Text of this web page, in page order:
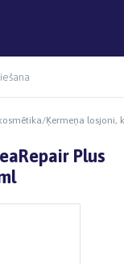
/Ķermeņa losjoni,
Plus